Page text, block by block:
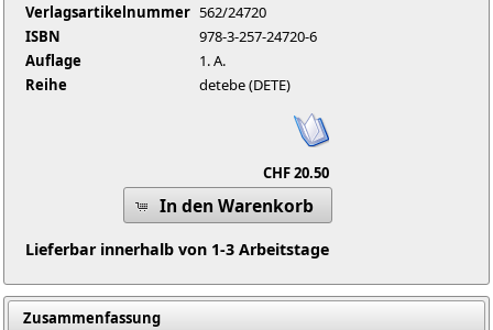
Verlagsartikelnummer 562/24720
ISBN
978-3-257-24720-6
Auflage
1. A.
Reihe
detebe (DETE)
CHF 20.50
In den Warenkorb
Lieferbar innerhalb von 1-3 Arbeitstage
Zusammenfassung